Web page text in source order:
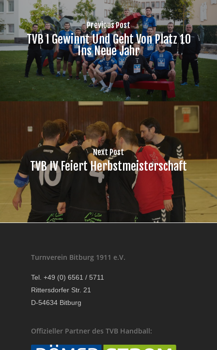
Previous Post
TVB I Gewinnt Und Geht Von Platz 10
Ins Neue Jahr
Next Post
TVB IV Feiert Herbstmeisterschaft
Turnverein Bitburg 1911 e.V.
Tel. +49 (0) 6561 / 5711
Rittersdorfer Str. 21
D-54634 Bitburg
Offizieller Partner des TVB Handball: